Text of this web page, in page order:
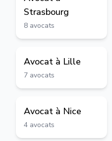
Strasbourg
8 avocats
Avocat à Lille
7 avocats
Avocat à Nice
4 avocats